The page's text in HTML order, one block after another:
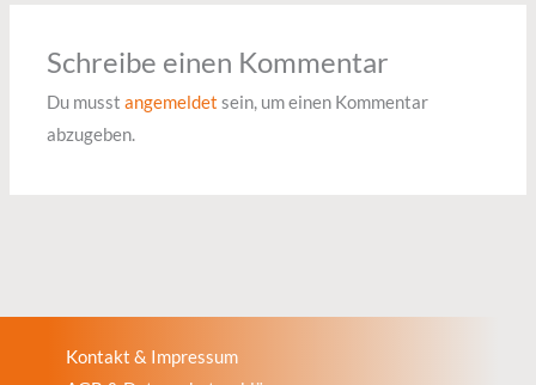
Schreibe einen Kommentar
Du musstangemeldet sein, um einen Kommentar
abzugeben.
Kontakt & Impressum